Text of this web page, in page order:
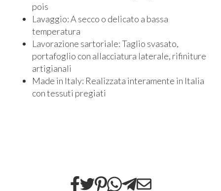
pois
Lavaggio: A secco o delicato a bassa
temperatura
Lavorazione sartoriale: Taglio svasato,
portafoglio con allacciatura laterale, rifiniture
artigianali
Made in Italy: Realizzata interamente in Italia
con tessuti pregiati